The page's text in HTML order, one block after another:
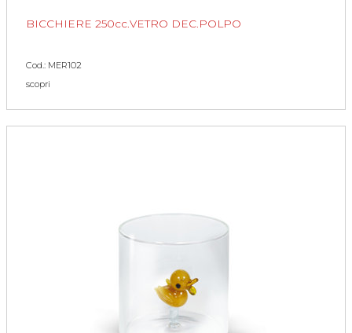
BICCHIERE 250cc.VETRO DEC.POLPO
Cod.: MER102
scopri